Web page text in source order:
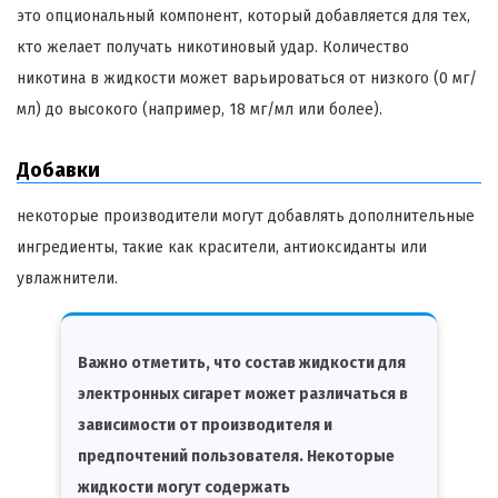
это опциональный компонент, который добавляется для тех,
кто желает получать никотиновый удар. Количество
никотина в жидкости может варьироваться от низкого (0 мг/
мл) до высокого (например, 18 мг/мл или более).
Добавки
некоторые производители могут добавлять дополнительные
ингредиенты, такие как красители, антиоксиданты или
увлажнители.
Важно отметить, что состав жидкости для
электронных сигарет может различаться в
зависимости от производителя и
предпочтений пользователя. Некоторые
жидкости могут содержать